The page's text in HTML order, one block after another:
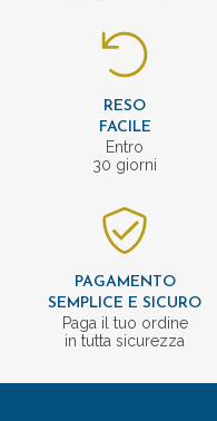
RESO
FACILE
Entro
30 giorni
PAGAMENTO
SEMPLICE E SICURO
Paga il tuo ordine
in tutta sicurezza